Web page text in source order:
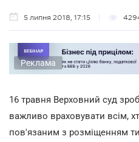
5 липня 2018, 17:15
Реклама
16 травня Верховний суд
важливо враховувати всім,
пов'язаним з розміщенням